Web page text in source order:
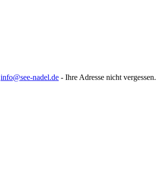
info@see-nadel.de - Ihre Adresse nicht vergessen.